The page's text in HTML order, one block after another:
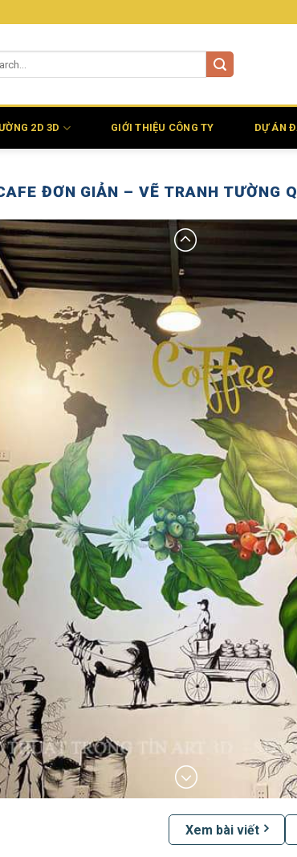
2D 3D GIỚI THIỆU CÔNG TY DỰ ÁN
ĐƠN GIẢN – VẼ TRANH TƯỜNG
Xem bài viết